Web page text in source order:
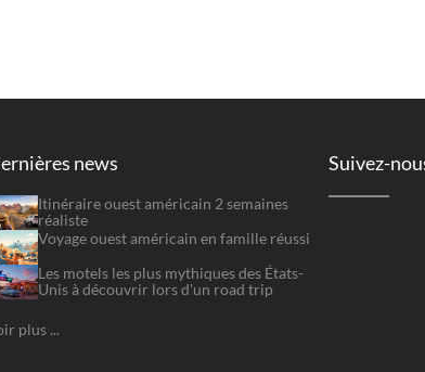
news
Itinéraire ouest américain 2 semaines
réaliste
Voyage ouest américain en famille réussi
Les motels les plus mythiques des États-
Unis à découvrir lors d'un road trip
plus ...
Suivez-